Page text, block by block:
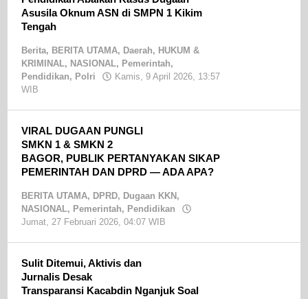
Asusila Oknum ASN di SMPN 1 Kikim
Tengah
Berita, BERITA UTAMA, Daerah, HUKUM &
KRIMINAL, NASIONAL, Pemerintah,
Pendidikan, Polri
Kamis, 9 April 2026, 13:57
WIB
VIRAL DUGAAN PUNGLI
SMKN 1 & SMKN 2
BAGOR, PUBLIK PERTANYAKAN SIKAP
PEMERINTAH DAN DPRD — ADA APA?
BERITA UTAMA, DPRD, Dugaan KKN ,
NASIONAL, Pemerintah, Pendidikan
Jumat, 27 Februari 2026, 04:07 WIB
Sulit Ditemui, Aktivis dan
Jurnalis Desak
Transparansi Kacabdin Nganjuk Soal